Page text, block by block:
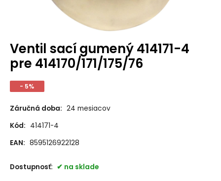
Ventil sací gumený 414171-4
pre 414170/171/175/76
- 5%
Záručná doba: 24 mesiacov
Kód: 414171-4
EAN: 8595126922128
Dostupnosť: na sklade